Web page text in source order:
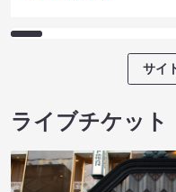
サイ
ライブチケット